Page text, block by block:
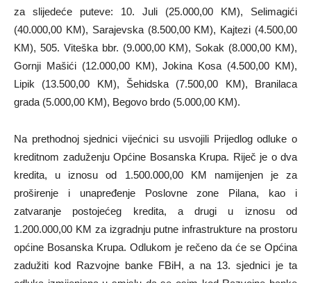
za slijedeće puteve: 10. Juli (25.000,00 KM), Selimagići
(40.000,00 KM), Sarajevska (8.500,00 KM), Kajtezi (4.500,00
KM), 505. Viteška bbr. (9.000,00 KM), Sokak (8.000,00 KM),
Gornji Mašići (12.000,00 KM), Jokina Kosa (4.500,00 KM),
Lipik (13.500,00 KM), Šehidska (7.500,00 KM), Branilaca
grada (5.000,00 KM), Begovo brdo (5.000,00 KM).
Na prethodnoj sjednici vijećnici su usvojili Prijedlog odluke o
kreditnom zaduženju Općine Bosanska Krupa. Riječ je o dva
kredita, u iznosu od 1.500.000,00 KM namijenjen je za
proširenje i unapređenje Poslovne zone Pilana, kao i
zatvaranje postojećeg kredita, a drugi u iznosu od
1.200.000,00 KM za izgradnju putne infrastrukture na prostoru
općine Bosanska Krupa. Odlukom je rečeno da će se Općina
zadužiti kod Razvojne banke FBiH, a na 13. sjednici je ta